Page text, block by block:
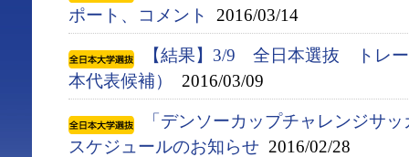
ポート、コメント
2016/03/14
【結果】3/9 全日本選抜 トレ
本代表候補）
2016/03/09
「デンソーカップチャレンジサ
スケジュールのお知らせ 2016/02/28